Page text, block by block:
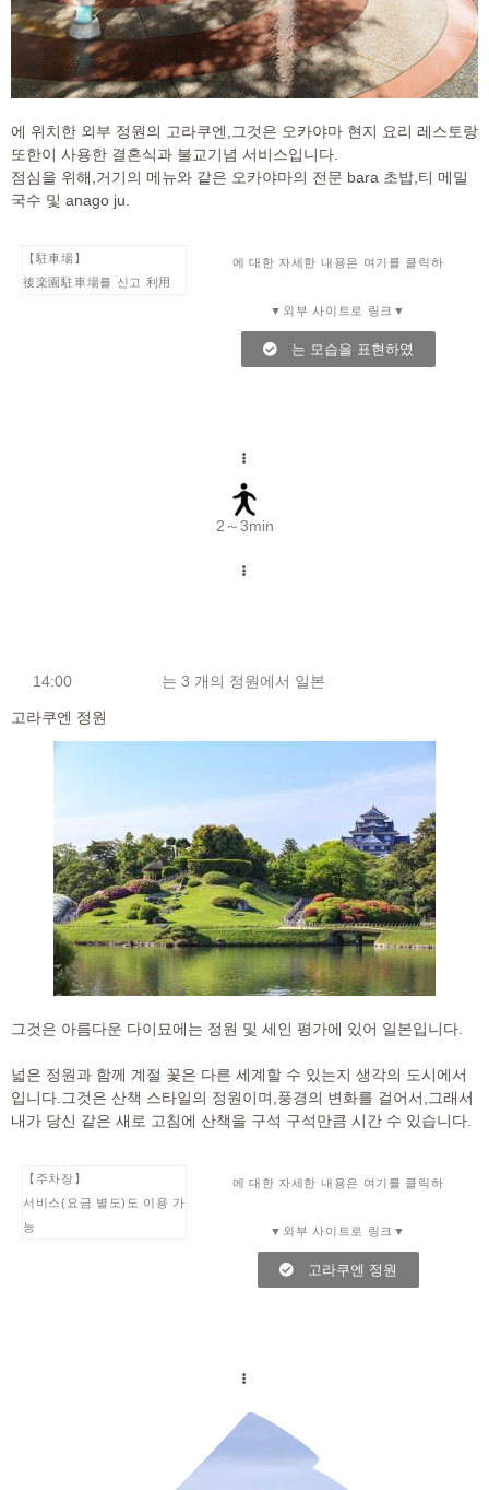
에 위치한 외부 정원의 고라쿠엔,그것은 오카야마 현지 요리 레스토랑
또한이 사용한 결혼식과 불교기념 서비스입니다.
점심을 위해,거기의 메뉴와 같은 오카야마의 전문 bara 초밥,티 메밀
국수 및 anago ju.
【駐車場】
後楽園駐車場를 신고 利用
에 대한 자세한 내용은 여기를 클릭하
▼외부 사이트로 링크▼
는 모습을 표현하였
2～3min
14:00 는 3 개의 정원에서 일본
고라쿠엔 정원
그것은 아름다운 다이묘에는 정원 및 세인 평가에 있어 일본입니다.
넓은 정원과 함께 계절 꽃은 다른 세계할 수 있는지 생각의 도시에서
입니다.그것은 산책 스타일의 정원이며,풍경의 변화를 걸어서,그래서
내가 당신 같은 새로 고침에 산책을 구석 구석만큼 시간 수 있습니다.
【주차장】
서비스(요금 별도)도 이용 가
능
에 대한 자세한 내용은 여기를 클릭하
▼외부 사이트로 링크▼
고라쿠엔 정원